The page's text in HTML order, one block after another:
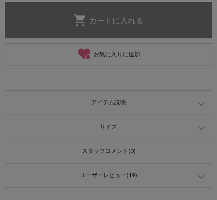
お気に入りに追加
アイテム説明
サイズ
スタッフコメント(0)
ユーザーレビュー(19)